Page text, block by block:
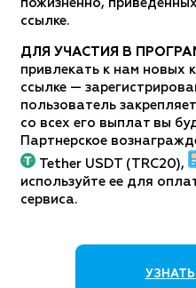
пожизненно,
ссылке.
ДЛЯ УЧАСТИЯ В
привлекать к нам новых
ссылке —
пользователь
со всех его выплат вы
Партнерское
Tether USDT (TRC20),
используйте ее для
сервиса.